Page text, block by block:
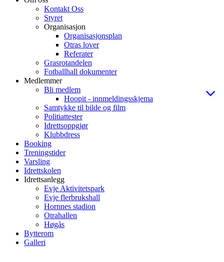
Kontakt Oss
Styret
Organisasjon
Organisasjonsplan
Otras lover
Referater
Grasrotandelen
Fotballhall dokumenter
Medlemmer
Bli medlem
Hoopit - innmeldingsskjema
Samtykke til bilde og film
Politiattester
Idrettsoppgjør
Klubbdress
Booking
Treningstider
Varsling
Idrettskolen
Idrettsanlegg
Evje Aktivitetspark
Evje flerbrukshall
Hornnes stadion
Otrahallen
Høgås
Bytterom
Galleri